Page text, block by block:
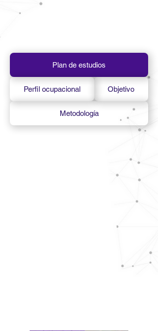
Plan de estudios
Perfil ocupacional Objetivo
Metodología